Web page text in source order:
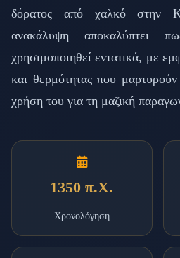
δόρατος από χαλκό στην
ανακάλυψη αποκαλύπτει
χρησιμοποιηθεί εντατικά, με
και θερμότητας που
χρήση του για τη μαζική
1350 π.Χ.
Χρονολόγηση